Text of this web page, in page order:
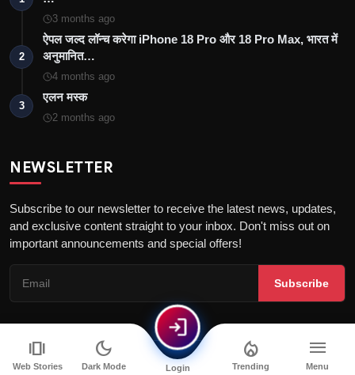
3 months ago
2
ऐपल जल्द लॉन्च करेगा iPhone 18 Pro और 18 Pro Max, भारत में
अनुमानित…
4 months ago
3
एलन मस्क
2 months ago
NEWSLETTER
Subscribe to our newsletter to receive the latest news, updates,
and exclusive content straight to your inbox. Don't miss out on
important announcements and special offers!
Subscribe
© 2026 News Bolt | All Rights Reserved
amp_stories
Web Stories
dark_mode
Dark Mode
login
Login
local_fire_department
Trending
menu
Menu